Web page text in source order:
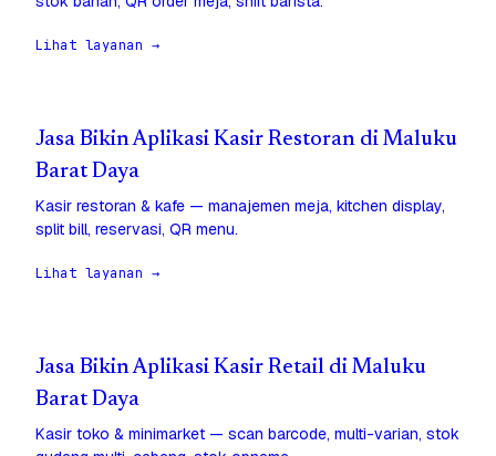
Lihat layanan →
Jasa Bikin Aplikasi Kasir Restoran di Maluku
Barat Daya
Kasir restoran & kafe — manajemen meja, kitchen display,
split bill, reservasi, QR menu.
Lihat layanan →
Jasa Bikin Aplikasi Kasir Retail di Maluku
Barat Daya
Kasir toko & minimarket — scan barcode, multi-varian, stok